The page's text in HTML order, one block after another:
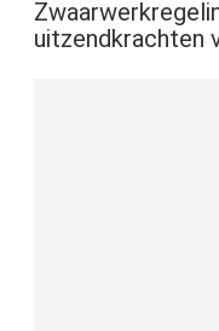
uitzendkrachten